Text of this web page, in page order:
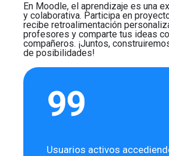
En Moodle, el aprendizaje es una
y colaborativa. Participa en
recibe retroalimentación
profesores y comparte tus ideas
compañeros. ¡Juntos,
de posibilidades!
99
Usuarios activos